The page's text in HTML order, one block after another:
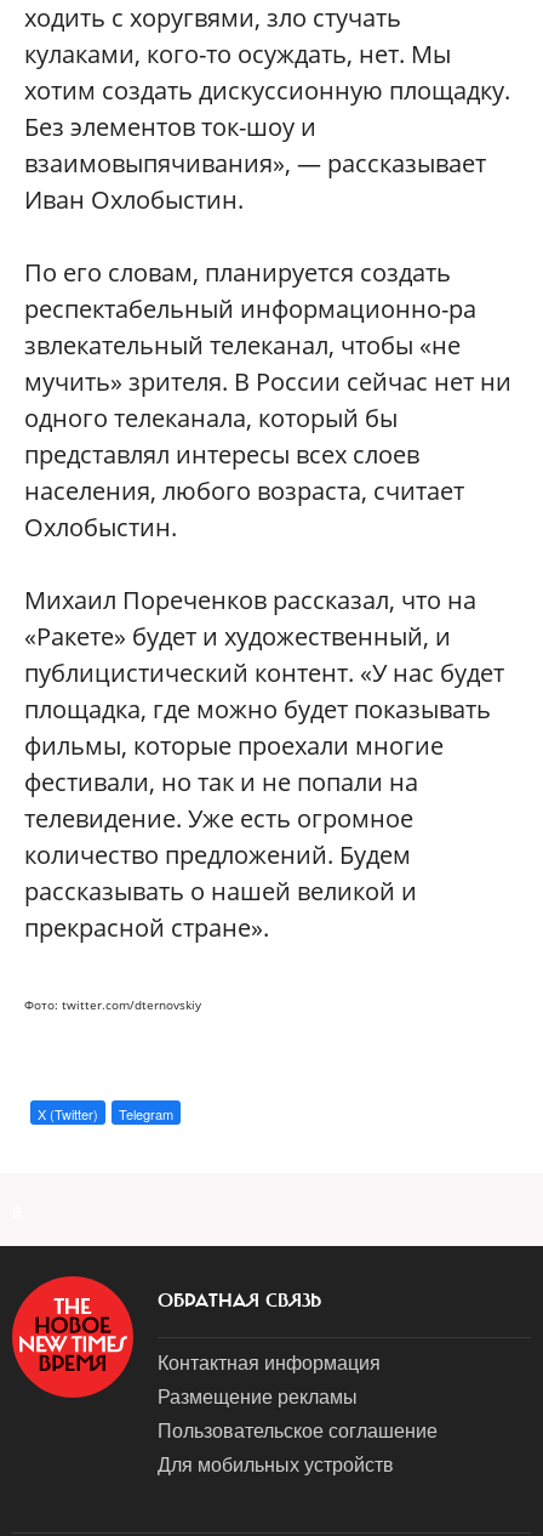
ходить с хоругвями, зло стучать
кулаками, кого-то осуждать, нет. Мы
хотим создать дискуссионную площадку.
Без элементов ток-шоу и
взаимовыпячивания», — рассказывает
Иван Охлобыстин.
По его словам, планируется создать
респектабельный информационно-ра
звлекательный телеканал, чтобы «не
мучить» зрителя. В России сейчас нет ни
одного телеканала, который бы
представлял интересы всех слоев
населения, любого возраста, считает
Охлобыстин.
Михаил Пореченков рассказал, что на
«Ракете» будет и художественный, и
публицистический контент. «У нас будет
площадка, где можно будет показывать
фильмы, которые проехали многие
фестивали, но так и не попали на
телевидение. Уже есть огромное
количество предложений. Будем
рассказывать о нашей великой и
прекрасной стране».
Фото: twitter.com/dternovskiy
X (Twitter) Telegram
ОБРАТНАЯ СВЯЗЬ
Контактная информация
Размещение рекламы
Пользовательское соглашение
Для мобильных устройств